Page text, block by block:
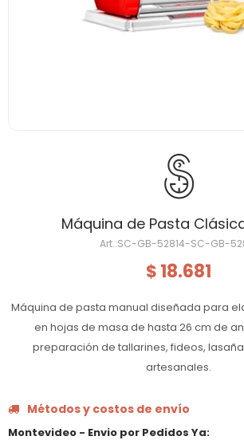
Máquina de Pasta
SC-GB-52814-SC-GB-
$ 18.681
Máquina de pasta manual diseñada para
en hojas de masa de hasta 26 cm de
preparación de tallarines, fideos,
artesanales.
Métodos y costos de envío
Montevideo - Envio por Pedidos Ya: